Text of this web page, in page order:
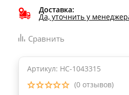
Доставка:
Да, уточнить у
Сравнить
Артикул: НС-1043315
(0 отзывов)